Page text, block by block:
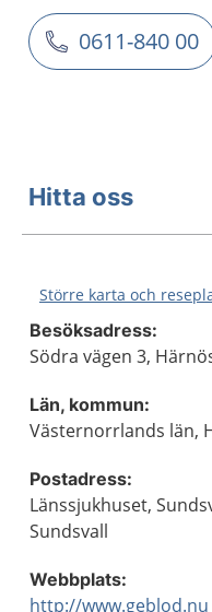
0611-840 00
Hitta oss
Större karta och
Besöksadress:
Södra vägen 3,
Län, kommun:
Västernorrlands län,
Postadress:
Länssjukhuset,
Sundsvall
Webbplats:
http://www.geblod.nu